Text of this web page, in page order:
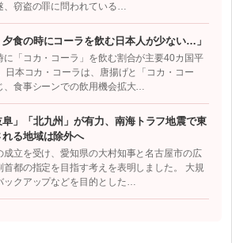
、窃盗の罪に問われている…
食の時にコーラを飲む日本人が少ない…」
に「コカ・コーラ」を飲む割合が主要40カ国平
日本コカ・コーラは、唐揚げと「コカ・コー
、食事シーンでの飲用機会拡大…
」「北九州」が有力、南海トラフ地震で東
る地域は除外へ
成立を受け、愛知県の大村知事と名古屋市の広
都の指定を目指す考えを表明しました。 大規
ックアップなどを目的とした…